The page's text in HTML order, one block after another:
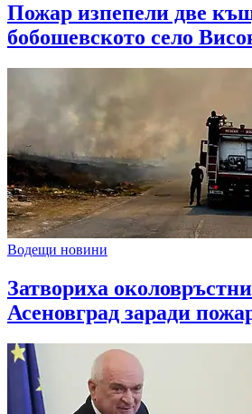
Пожар изпепели две
бобошевското село
Водещи новини
Затвориха
Асеновград заради